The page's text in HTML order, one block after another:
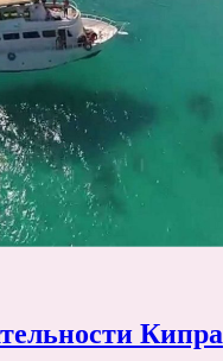
Кипра